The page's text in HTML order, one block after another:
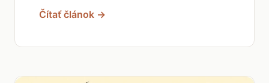
Čítať článok →